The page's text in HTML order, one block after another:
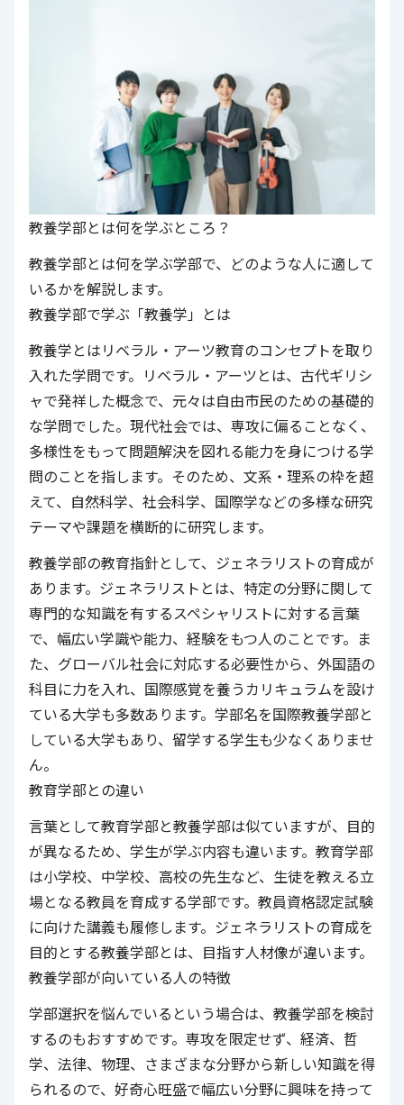
教養学部とは何を学ぶところ？
教養学部とは何を学ぶ学部で、どのような人に適して
いるかを解説します。
教養学部で学ぶ「教養学」とは
教養学とはリベラル・アーツ教育のコンセプトを取り
入れた学問です。リベラル・アーツとは、古代ギリシ
ャで発祥した概念で、元々は自由市民のための基礎的
な学問でした。現代社会では、専攻に偏ることなく、
多様性をもって問題解決を図れる能力を身につける学
問のことを指します。そのため、文系・理系の枠を超
えて、自然科学、社会科学、国際学などの多様な研究
テーマや課題を横断的に研究します。
教養学部の教育指針として、ジェネラリストの育成が
あります。ジェネラリストとは、特定の分野に関して
専門的な知識を有するスペシャリストに対する言葉
で、幅広い学識や能力、経験をもつ人のことです。ま
た、グローバル社会に対応する必要性から、外国語の
科目に力を入れ、国際感覚を養うカリキュラムを設け
ている大学も多数あります。学部名を国際教養学部と
している大学もあり、留学する学生も少なくありませ
ん。
教育学部との違い
言葉として教育学部と教養学部は似ていますが、目的
が異なるため、学生が学ぶ内容も違います。教育学部
は小学校、中学校、高校の先生など、生徒を教える立
場となる教員を育成する学部です。教員資格認定試験
に向けた講義も履修します。ジェネラリストの育成を
目的とする教養学部とは、目指す人材像が違います。
教養学部が向いている人の特徴
学部選択を悩んでいるという場合は、教養学部を検討
するのもおすすめです。専攻を限定せず、経済、哲
学、法律、物理、さまざまな分野から新しい知識を得
られるので、好奇心旺盛で幅広い分野に興味を持って